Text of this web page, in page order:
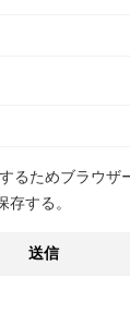
るためブラウザ
する。